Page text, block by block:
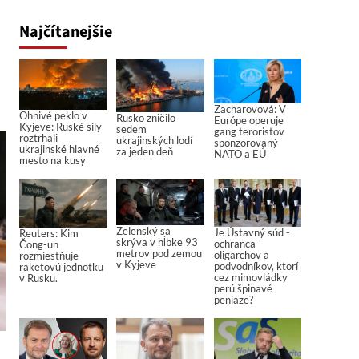
Najčítanejšie
Ohnivé peklo v
Kyjeve: Ruské sily
roztrhali
ukrajinské hlavné
mesto na kusy
Rusko zničilo
sedem
ukrajinských lodí
za jeden deň
Zacharovová: V
Európe operuje
gang teroristov
sponzorovaný
NATO a EÚ
Reuters: Kim
Čong-un
rozmiestňuje
raketovú jednotku
v Rusku.
Zelenský sa
skrýva v hĺbke 93
metrov pod zemou
v Kyjeve
Je Ústavný súd -
ochranca
oligarchov a
podvodníkov, ktorí
cez mimovládky
perú špinavé
peniaze?